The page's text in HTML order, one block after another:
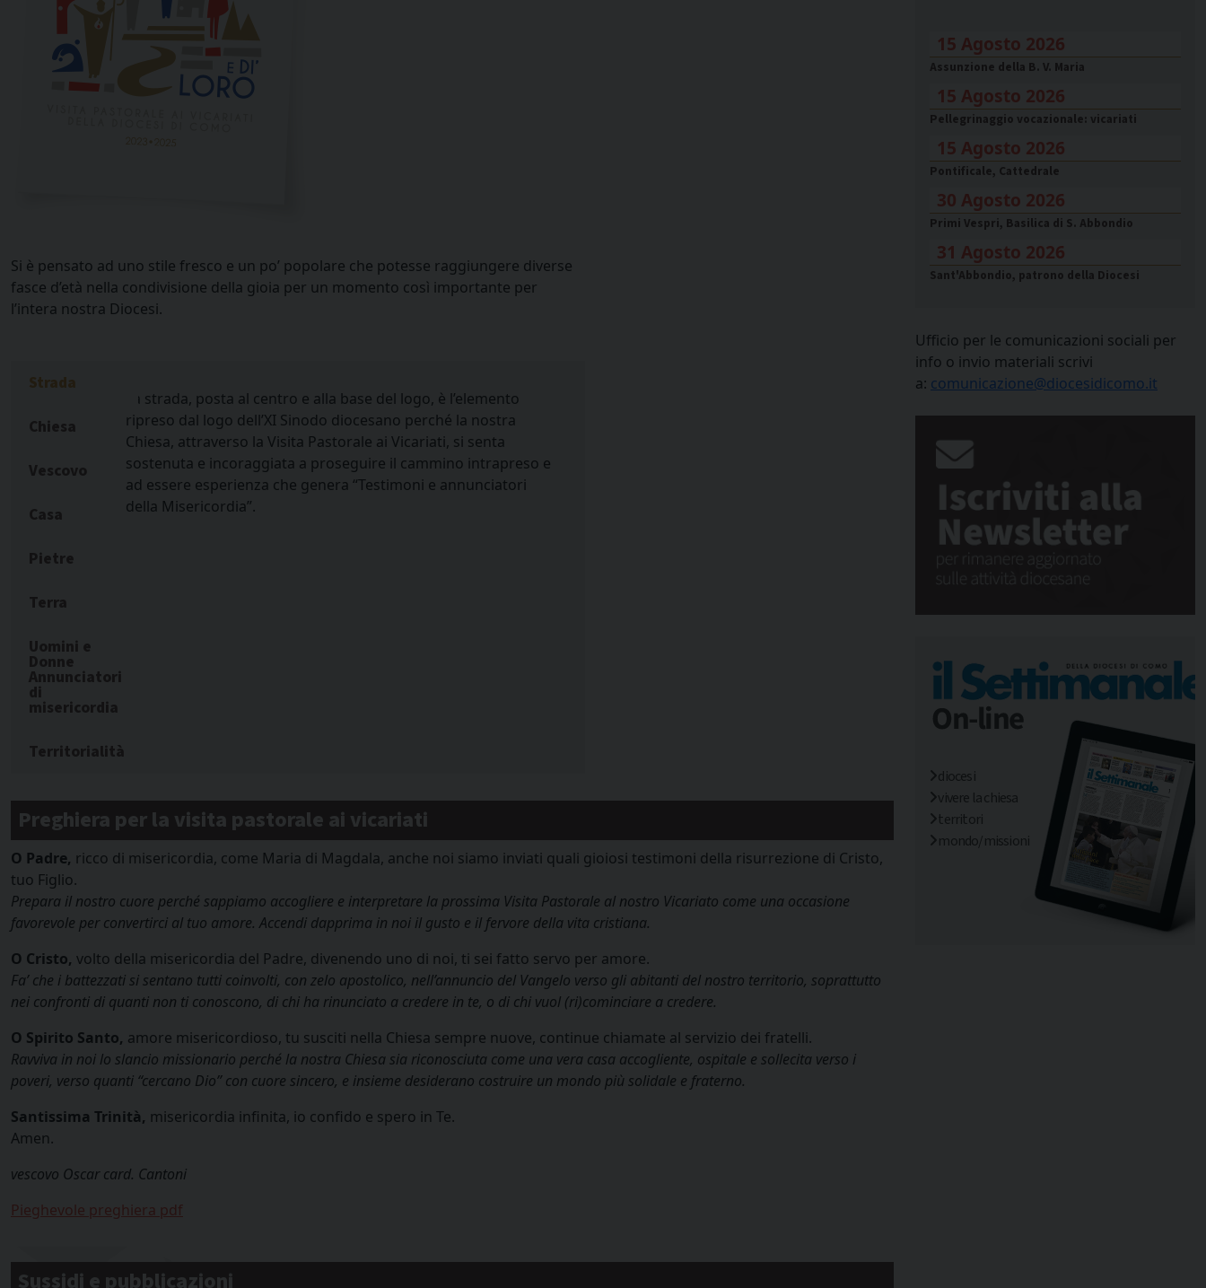
Si è pensato ad uno stile fresco e un po’ popolare che potesse raggiungere diverse
fasce d’età nella condivisione della gioia per un momento così importante per
l’intera nostra Diocesi.
Strada
Chiesa
Vescovo
Casa
Pietre
Terra
Uomini e
Donne
Annunciatori
di
misericordia
Territorialità
La strada, posta al centro e alla base del logo, è l’elemento
ripreso dal logo dell’XI Sinodo diocesano perché la nostra
Chiesa, attraverso la Visita Pastorale ai Vicariati, si senta
sostenuta e incoraggiata a proseguire il cammino intrapreso e
ad essere esperienza che genera “Testimoni e annunciatori
della Misericordia”.
Preghiera per la visita pastorale ai vicariati
O Padre, ricco di misericordia, come Maria di Magdala, anche noi siamo inviati quali gioiosi testimoni della risurrezione di Cristo,
tuo Figlio.
Prepara il nostro cuore perché sappiamo accogliere e interpretare la prossima Visita Pastorale al nostro Vicariato come una occasione
favorevole per convertirci al tuo amore. Accendi dapprima in noi il gusto e il fervore della vita cristiana.
O Cristo, volto della misericordia del Padre, divenendo uno di noi, ti sei fatto servo per amore.
Fa’ che i battezzati si sentano tutti coinvolti, con zelo apostolico, nell’annuncio del Vangelo verso gli abitanti del nostro territorio, soprattutto
nei confronti di quanti non ti conoscono, di chi ha rinunciato a credere in te, o di chi vuol (ri)cominciare a credere.
O Spirito Santo, amore misericordioso, tu susciti nella Chiesa sempre nuove, continue chiamate al servizio dei fratelli.
Ravviva in noi lo slancio missionario perché la nostra Chiesa sia riconosciuta come una vera casa accogliente, ospitale e sollecita verso i
poveri, verso quanti “cercano Dio” con cuore sincero, e insieme desiderano costruire un mondo più solidale e fraterno.
Santissima Trinità, misericordia infinita, io confido e spero in Te.
Amen.
vescovo Oscar card. Cantoni
Pieghevole preghiera pdf
Sussidi e pubblicazioni
15 Agosto 2026
Assunzione della B. V. Maria
15 Agosto 2026
Pellegrinaggio vocazionale: vicariati
15 Agosto 2026
Pontificale, Cattedrale
30 Agosto 2026
Primi Vespri, Basilica di S. Abbondio
31 Agosto 2026
Sant'Abbondio, patrono della Diocesi
Ufficio per le comunicazioni sociali per
info o invio materiali scrivi
a: comunicazione@diocesidicomo.it
diocesi
vivere la chiesa
territori
mondo/missioni